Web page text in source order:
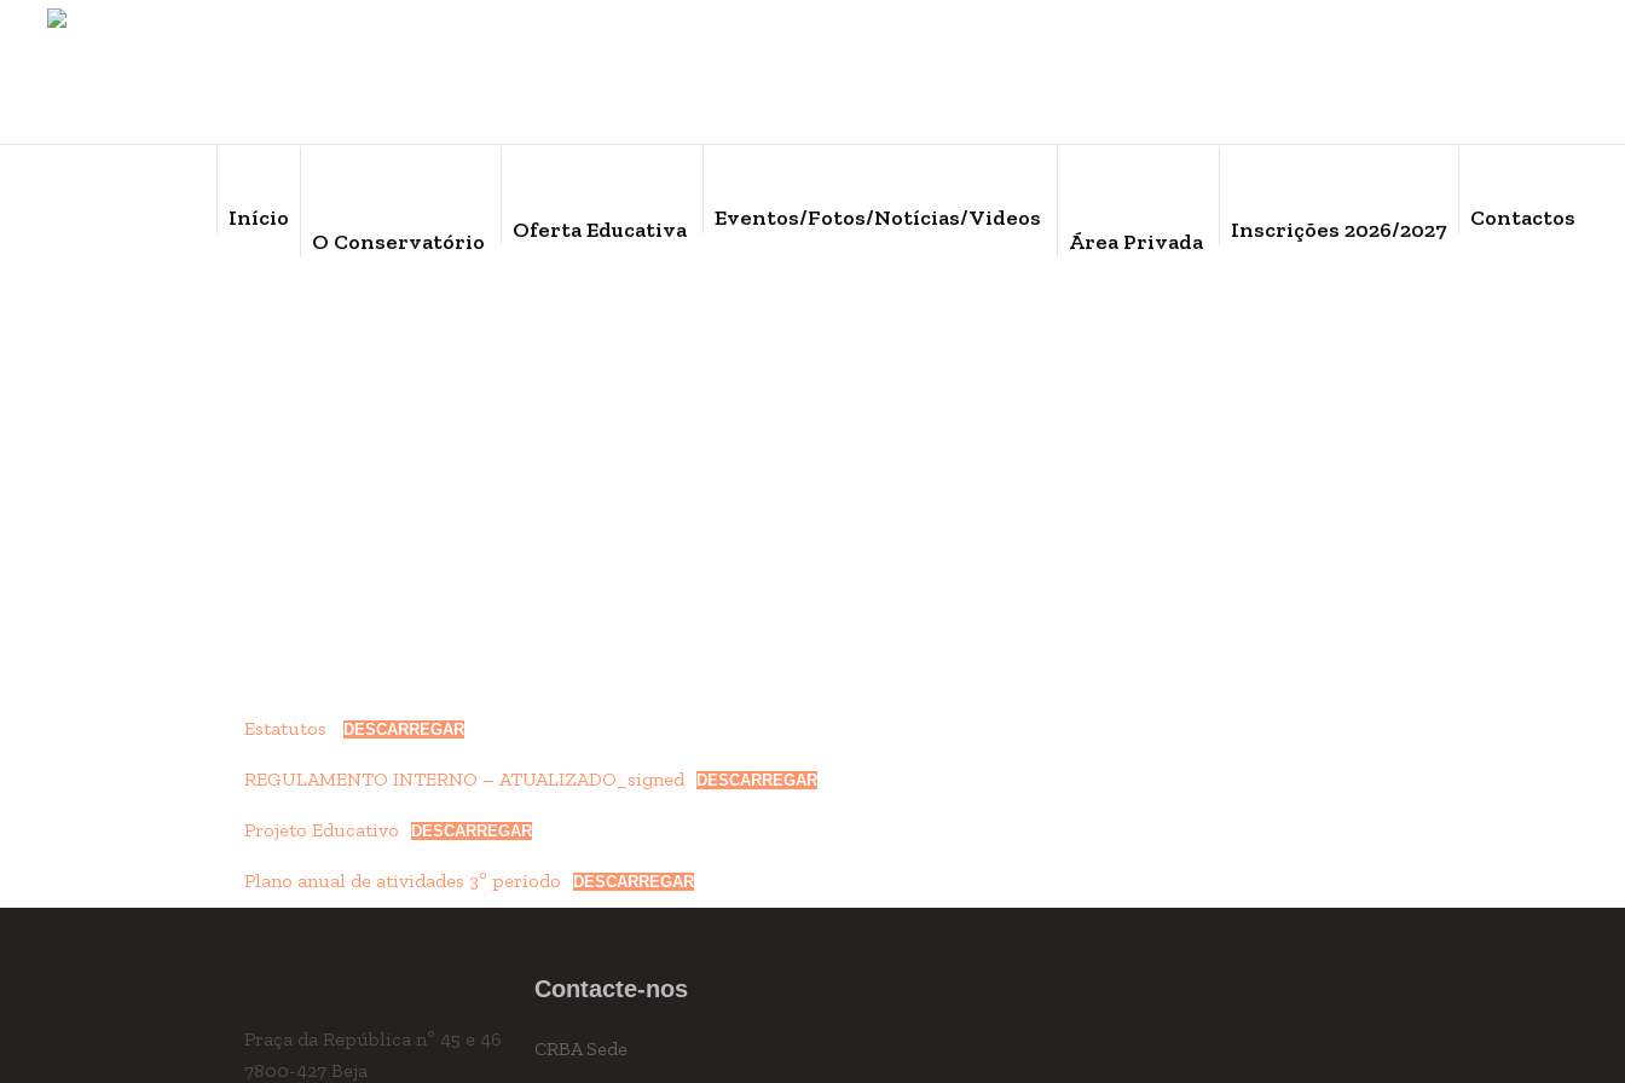
Início
O Conservatório
Oferta Educativa
Eventos/Fotos/Notícias/Videos
Área Privada
Inscrições 2026/2027 Contactos
Estatutos DESCARREGAR
REGULAMENTO INTERNO – ATUALIZADO_signed DESCARREGAR
Projeto Educativo DESCARREGAR
Plano anual de atividades 3º período DESCARREGAR
Praça da República nº 45 e 46
7800-427 Beja
Contacte-nos
CRBA Sede